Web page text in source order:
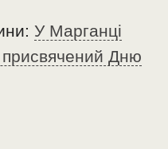
У Марганці
присвячений Дню